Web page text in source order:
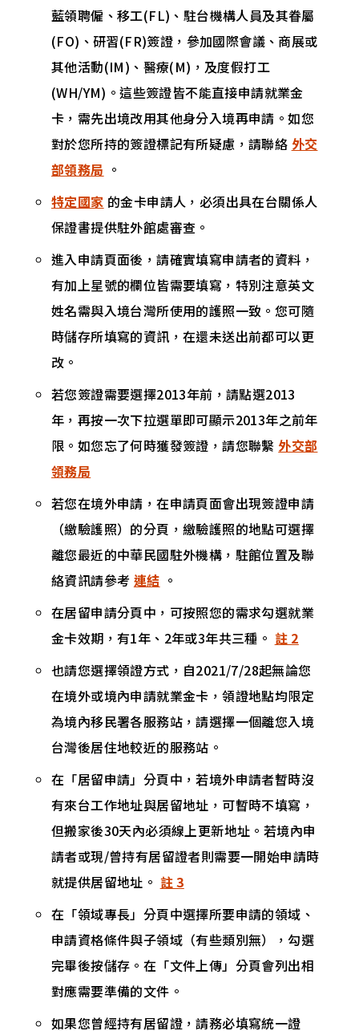
藍領聘僱、移工(FL)、駐台機構人員及其眷屬
(FO)、研習(FR)簽證，參加國際會議、商展或
其他活動(IM)、醫療(M)，及度假打工
(WH/YM)。這些簽證皆不能直接申請就業金
卡，需先出境改用其他身分入境再申請。如您
對於您所持的簽證標記有所疑慮，請聯絡 外交
部領務局 。
特定國家 的金卡申請人，必須出具在台關係人
保證書提供駐外館處審查。
進入申請頁面後，請確實填寫申請者的資料，
有加上星號的欄位皆需要填寫，特別注意英文
姓名需與入境台灣所使用的護照一致。您可隨
時儲存所填寫的資訊，在還未送出前都可以更
改。
若您簽證需要選擇2013年前，請點選2013
年，再按一次下拉選單即可顯示2013年之前年
限。如您忘了何時獲發簽證，請您聯繫 外交部
領務局
若您在境外申請，在申請頁面會出現簽證申請
（繳驗護照）的分頁，繳驗護照的地點可選擇
離您最近的中華民國駐外機構，駐館位置及聯
絡資訊請參考 連結 。
在居留申請分頁中，可按照您的需求勾選就業
金卡效期，有1年、2年或3年共三種。 註 2
也請您選擇領證方式，自2021/7/28起無論您
在境外或境內申請就業金卡，領證地點均限定
為境內移民署各服務站，請選擇一個離您入境
台灣後居住地較近的服務站。
在「居留申請」分頁中，若境外申請者暫時沒
有來台工作地址與居留地址，可暫時不填寫，
但搬家後30天內必須線上更新地址。若境內申
請者或現/曾持有居留證者則需要一開始申請時
就提供居留地址。 註 3
在「領域專長」分頁中選擇所要申請的領域、
申請資格條件與子領域（有些類別無），勾選
完畢後按儲存。在「文件上傳」分頁會列出相
對應需要準備的文件。
如果您曾經持有居留證，請務必填寫統一證